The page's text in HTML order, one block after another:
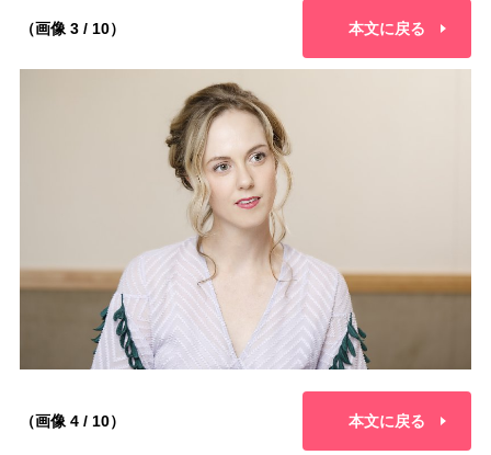
（画像 3 / 10） 本文に戻る
（画像 4 / 10） 本文に戻る